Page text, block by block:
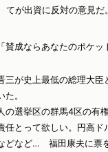
てが出資に反対の意見だ
賛成ならあなたのポケ
三が史上最低の総理大
た。
の選挙区の群馬4区の有
任とって欲しい。円高
どなど… 福田康夫に票